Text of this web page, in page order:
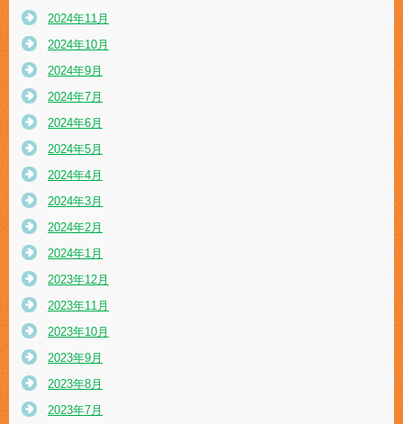
2024年11月
2024年10月
2024年9月
2024年7月
2024年6月
2024年5月
2024年4月
2024年3月
2024年2月
2024年1月
2023年12月
2023年11月
2023年10月
2023年9月
2023年8月
2023年7月